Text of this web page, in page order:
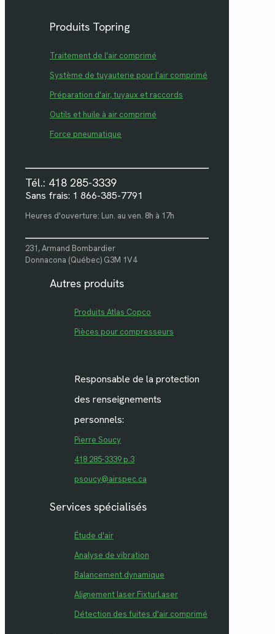
Produits Topring
Traitement de l'air comprimé
Système de tuyauterie pour l'air comprimé
Préparation d'air, tuyaux et raccords
Outils et huile à air comprimé
Force pneumatique
Tél.: 418 285-3339
Sans frais: 1 866-385-7791
Heures d'ouverture: Lun. au ven. 8h à 17h
231, Armand Bombardier
Donnacona (Québec) G3M 1V4
Autres produits
Produits Atlas Copco
Pièces pour compresseurs
Responsable de la protection
des renseignements
personnels:
Pierre Soucy
418 285-3339 p.3
psoucy@airspec.ca
Services spécialisés
Étude d'air
Analyse de vibration
Balancement dynamique
Alignement laser FixturLaser
Détection des fuites d'air comprimé